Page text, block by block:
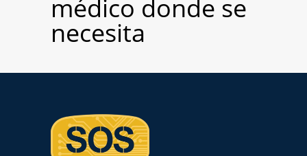
médico donde se
necesita